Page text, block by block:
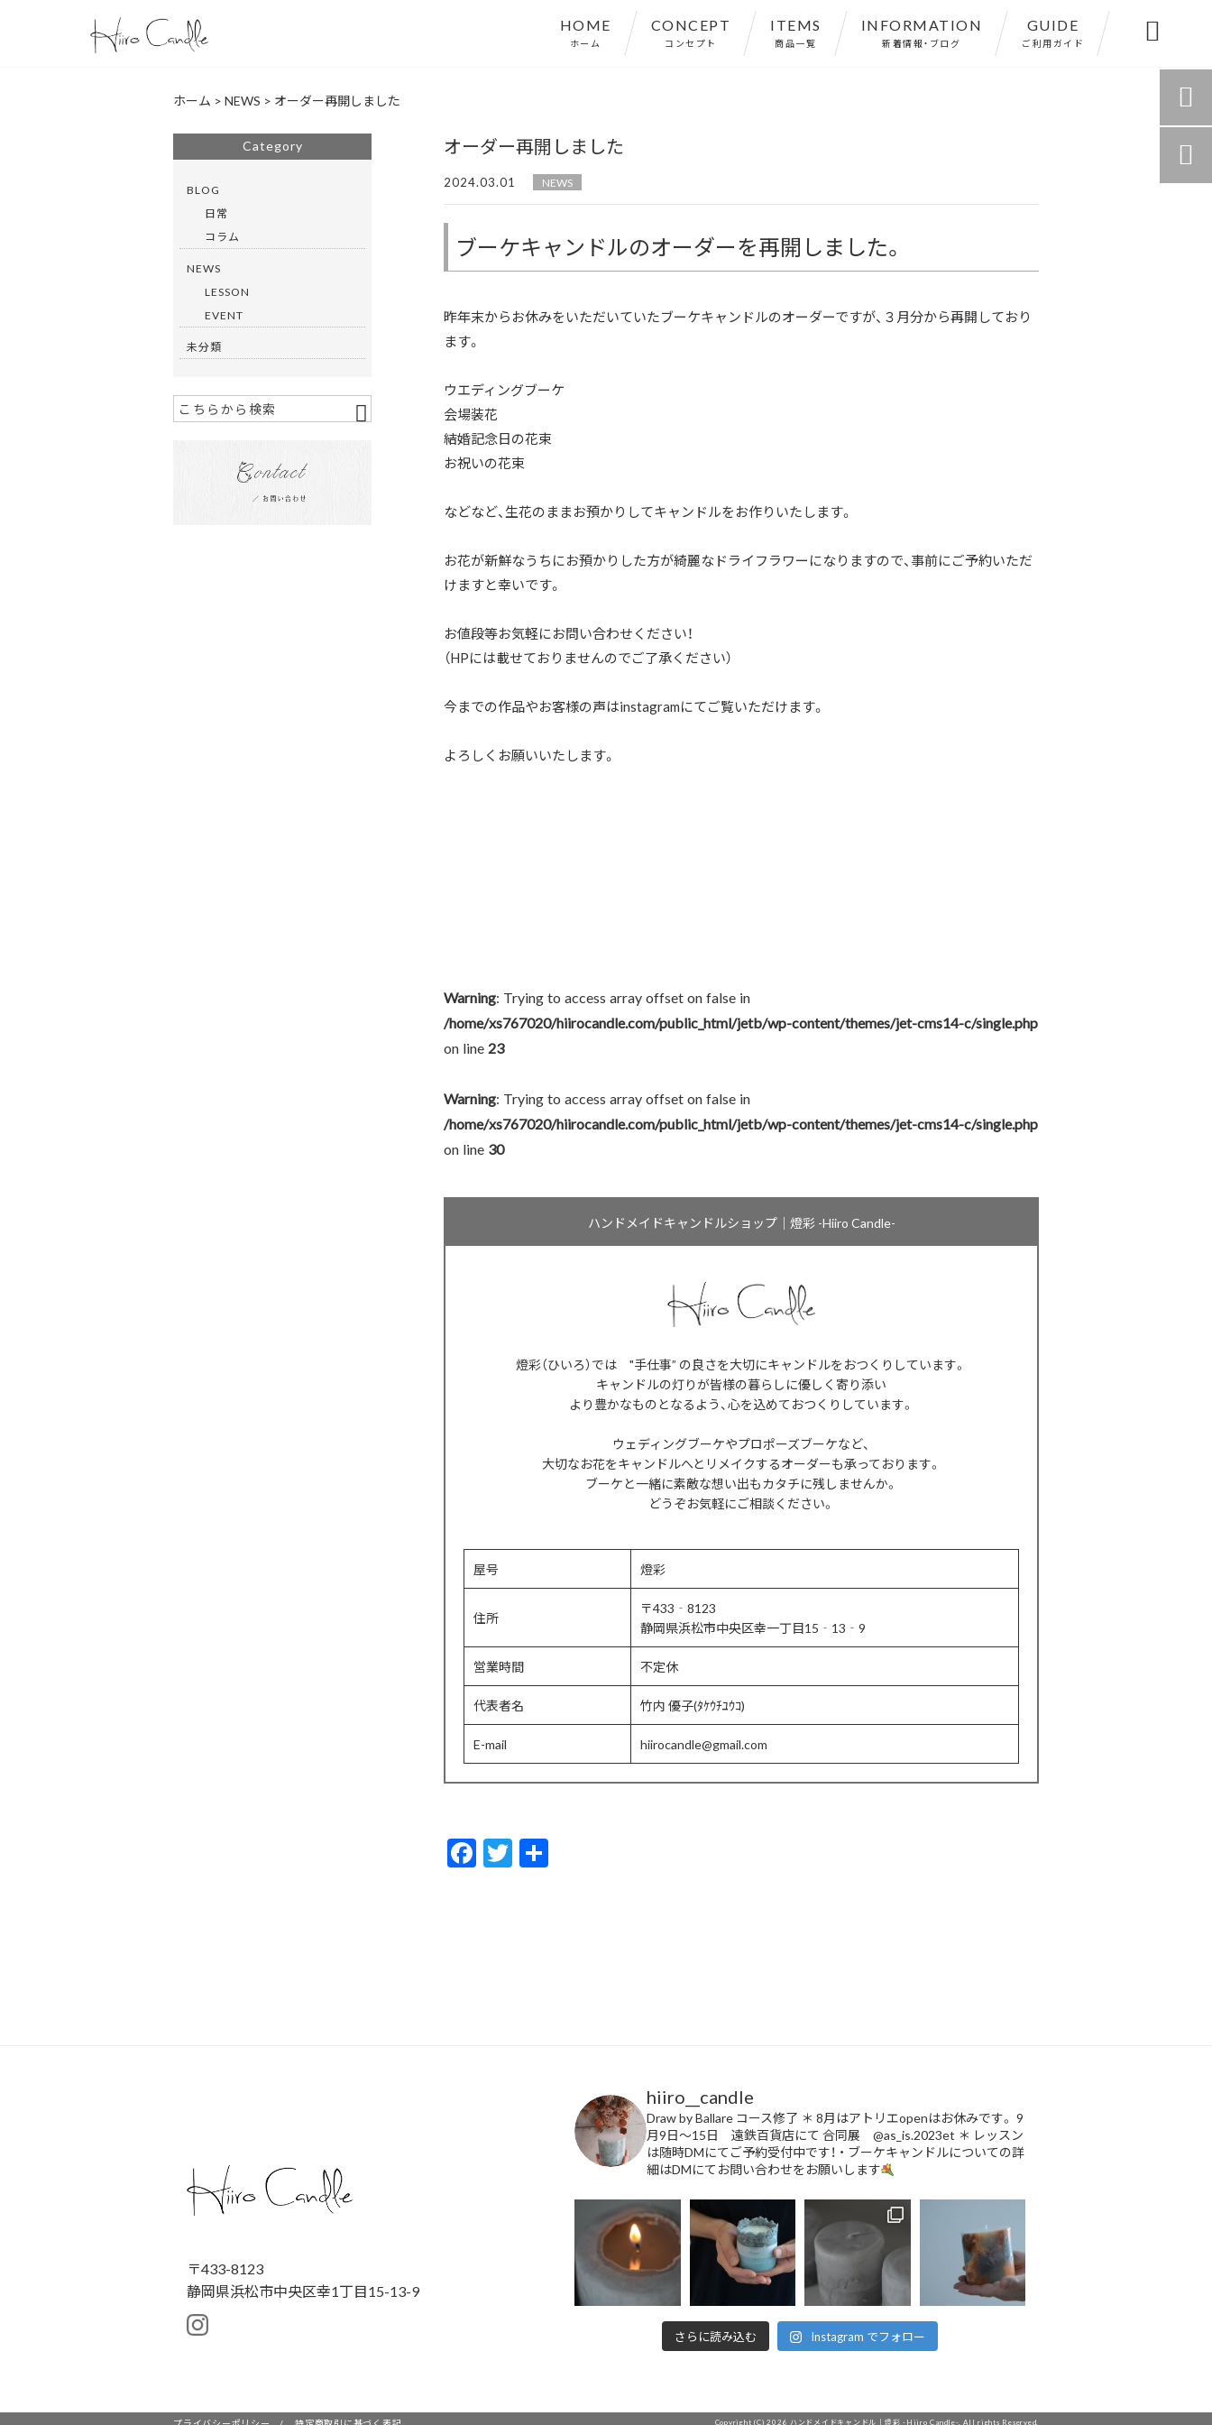
HOME
ホーム
CONCEPT
コンセプト
ITEMS
商品一覧
INFORMATION
新着情報・ブログ
GUIDE
ご利用ガイド 
ホーム > NEWS > オーダー再開しました
オーダー再開しました
2024.03.01 NEWS
ブーケキャンドルのオーダーを再開しました。
昨年末からお休みをいただいていたブーケキャンドルのオーダーですが、３月分から再開しており
ます。
ウエディングブーケ
会場装花
結婚記念日の花束
お祝いの花束
などなど、生花のままお預かりしてキャンドルをお作りいたします。
お花が新鮮なうちにお預かりした方が綺麗なドライフラワーになりますので、事前にご予約いただ
けますと幸いです。
お値段等お気軽にお問い合わせください！
（HPには載せておりませんのでご了承ください）
今までの作品やお客様の声はinstagramにてご覧いただけます。
よろしくお願いいたします。
Warning: Trying to access array offset on false in
/home/xs767020/hiirocandle.com/public_html/jetb/wp-content/themes/jet-cms14-c/single.php
on line23
Warning: Trying to access array offset on false in
/home/xs767020/hiirocandle.com/public_html/jetb/wp-content/themes/jet-cms14-c/single.php
on line 30
ハンドメイドキャンドルショップ｜燈彩 -Hiiro Candle-
燈彩（ひいろ）では "手仕事” の良さを大切にキャンドルをおつくりしています。
キャンドルの灯りが皆様の暮らしに優しく寄り添い
より豊かなものとなるよう、心を込めておつくりしています。
ウェディングブーケやプロポーズブーケなど、
大切なお花をキャンドルへとリメイクするオーダーも承っております。
ブーケと一緒に素敵な想い出もカタチに残しませんか。
どうぞお気軽にご相談ください。
屋号 燈彩
住所
〒433‐8123
静岡県浜松市中央区幸一丁目15‐13‐9
営業時間 不定休
代表者名 竹内 優子(ﾀｹｳﾁﾕｳｺ)
E-mail hiirocandle@gmail.com
F
ac
T
w
Category
BLOG
日常
コラム
NEWS
LESSON
EVENT
未分類
〒433-8123
静岡県浜松市中央区幸1丁目15-13-9
hiiro__candle
Draw by Ballare コース修了 ＊ 8月はアトリエopenはお休みです。 9
月9日〜15日 遠鉄百貨店にて 合同展 @as_is.2023et ＊ レッスン
は随時DMにてご予約受付中です！ ・ ブーケキャンドルについての詳
細はDMにてお問い合わせをお願いします
さらに読み込む Instagram でフォロー
Copyright (C) 2026 ハンドメイドキャンドル｜燈彩 -Hiiro Candle-. All rights Reserved.

